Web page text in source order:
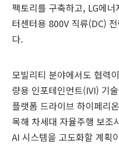
팩토리를 구축하고, LG에
터센터용 800V 직류(DC)
다.
모빌리티 분야에서도 협력
량용 인포테인먼트(IVI) 기
플랫폼 드라이브 하이페리
목해 차세대 자율주행 보조
AI 시스템을 고도화할 계획